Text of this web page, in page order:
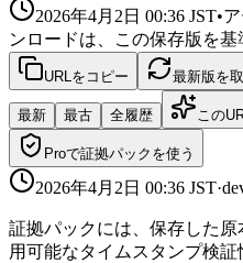
2026年4月2日 00:36 JST•
ンロードは、この保存版を基
URLをコピー 最新版を
最新 最古 全履歴 この
Proで証拠パックを使う
2026年4月2日 00:36 JST·
証拠パックには、保存した
用可能なタイムスタンプ検